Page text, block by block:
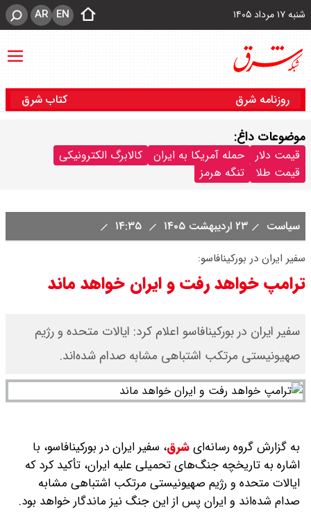
شنبه ۱۷ مرداد ۱۴۰۵ EN
AR
روزنامه شرق کتاب شرق
موضوعات داغ:
قیمت دلار حمله آمریکا به ایران
کالابرگ الکترونیکی
قیمت طلا
تنگه هرمز
سیاست ۲۳ اردیبهشت ۱۴۰۵
سفیر ایران در بورکینافاسو:
ترامپ خواهد رفت و ایران خواهد ماند
سفیر ایران در بورکینافاسو اعلام کرد: ایالات متحده و رژیم
صهیونیستی مرتکب اشتباهی مشابه صدام شده‌اند.
به گزارش گروه رسانه‌ایشرق، سفیر ایران در بورکینافاسو، با
اشاره به تاریخچه جنگ‌های تحمیلی علیه ایران، تأکید کرد که
ایالات متحده و رژیم صهیونیستی مرتکب اشتباهی مشابه
صدام شده‌اند و ایران پس از این جنگ نیز ماندگار خواهد بود.